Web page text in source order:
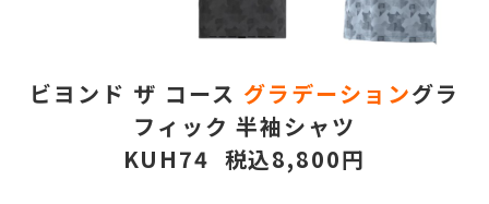
ビヨンド ザ コース グラデーショングラ
フィック 半袖シャツ
KUH74 税込8,800円